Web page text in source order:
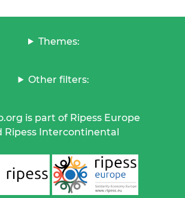
Themes:
Other filters:
is part of Ripess Europe
Ripess Intercontinental